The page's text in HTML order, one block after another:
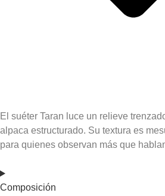
El suéter Taran luce un relieve
alpaca estructurado. Su textura es
para quienes observan más que
Composición